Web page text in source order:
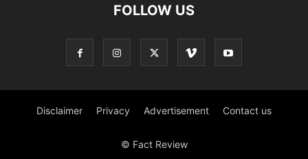
FOLLOW US
Disclaimer Privacy Advertisement Contact us
© Fact Review